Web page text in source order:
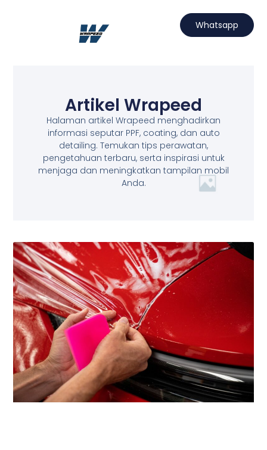
Whatsapp
Artikel Wrapeed
Halaman artikel Wrapeed menghadirkan
informasi seputar PPF, coating, dan auto
detailing. Temukan tips perawatan,
pengetahuan terbaru, serta inspirasi untuk
menjaga dan meningkatkan tampilan mobil
Anda.